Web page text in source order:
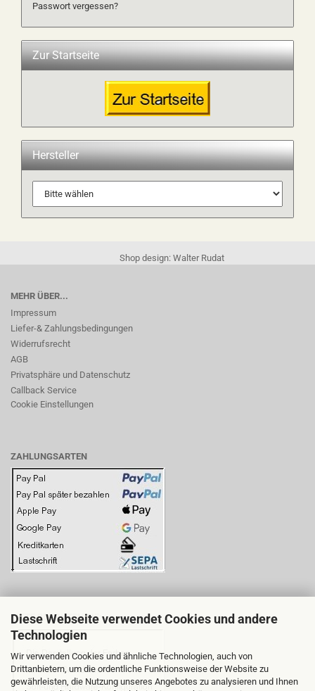
Diese Webseite verwendet Cookies und andere
Technologien
Wir verwenden Cookies und ähnliche Technologien, auch von
Drittanbietern, um die ordentliche Funktionsweise der Website zu
gewährleisten, die Nutzung unseres Angebotes zu analysieren und Ihnen
Passwort vergessen?
Zur Startseite
Hersteller
Shop design: Walter Rudat
MEHR ÜBER...
Impressum
Liefer-& Zahlungsbedingungen
Widerrufsrecht
AGB
Privatsphäre und Datenschutz
Callback Service
Cookie Einstellungen
ZAHLUNGSARTEN
BITTE BEACHTEN SIE: